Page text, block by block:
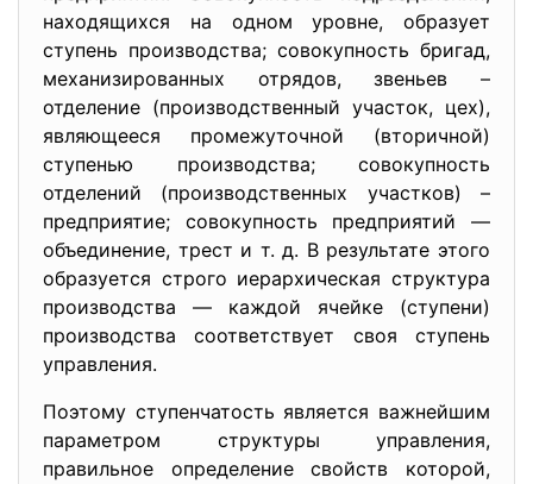
находящихся на одном уровне, образует
ступень производства; совокупность бригад,
механизированных отрядов, звеньев –
отделение (производственный участок, цех),
являющееся промежуточной (вторичной)
ступенью производства; совокупность
отделений (производственных участков) –
предприятие; совокупность предприятий —
объединение, трест и т. д. В результате этого
образуется строго иерархическая структура
производства — каждой ячейке (ступени)
производства соответствует своя ступень
управления.
Поэтому ступенчатость является важнейшим
параметром структуры управления,
правильное определение свойств которой,